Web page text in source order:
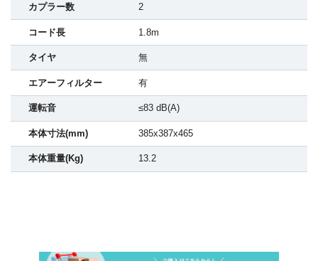
カプラー数 2
コード長 1.8m
タイヤ 無
エアーフィルター 有
運転音 ≤83 dB(A)
本体寸法(mm) 385x387x465
本体重量(Kg) 13.2